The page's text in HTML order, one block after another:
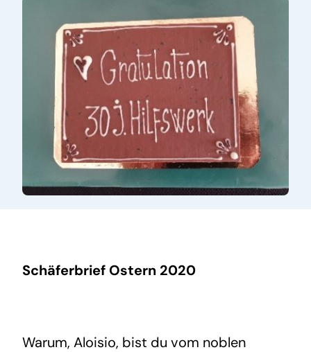
Schäferbrief Ostern 2020
Warum, Aloisio, bist du vom noblen